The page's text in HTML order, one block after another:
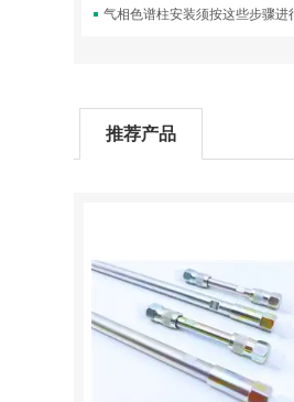
气相色谱柱安装须按这些步骤进
推荐产品